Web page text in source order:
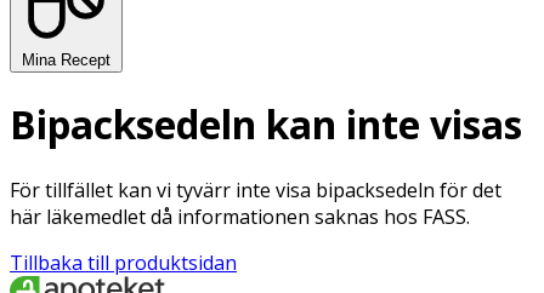
Mina Recept
Bipacksedeln kan inte visas
För tillfället kan vi tyvärr inte visa bipacksedeln för det
här läkemedlet då informationen saknas hos FASS.
Tillbaka till produktsidan